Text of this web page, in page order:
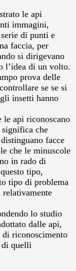
le api
immagini,
di punti e
faccia, per
si dirigevano
l’idea di un volto.
prova delle
se se si
insetti hanno
api riconoscano
significa che
facce
che le minuscole
in rado di
tipo,
tipo di problema
relativamente
lo studio
dalle api,
di riconoscimento
quelli